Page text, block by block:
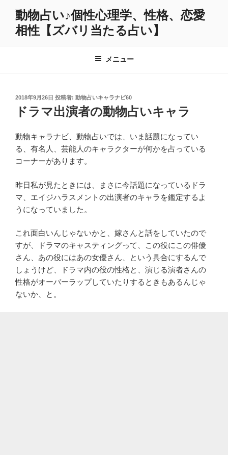
動物占い♪個性心理学、性格、恋愛
相性【ズバリ当たる占い】
メニュー
投
稿
2018年9月26日 投稿者: 動物占いキャラナビ60
ドラマ出演者の動物占いキャラ
動物キャラナビ、動物占いでは、いま話題になってい
る、有名人、芸能人のキャラクターが何かを占っている
コーナーがあります。
昨日私が見たときには、まさに今話題になっているドラ
マ、エイジハラスメントの出演者のキャラを鑑定するよ
うになっていました。
これ面白いんじゃないかと、嫁さんと話をしていたので
すが、ドラマのキャスティングって、この役にこの俳優
さん、あの役にはあの女優さん、という具合にするんで
しょうけど、ドラマ内の役の性格と、演じる演者さんの
性格がオーバーラップしていたりするときもあるんじゃ
ないか、と。